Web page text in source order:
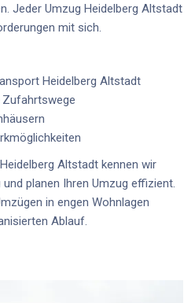
Jeder Umzug Heidelberg Altstadt
mit sich.
Heidelberg Altstadt
Zufahrtswege
Altstadt kennen wir
planen Ihren Umzug effizient.
in engen Wohnlagen
Ablauf.